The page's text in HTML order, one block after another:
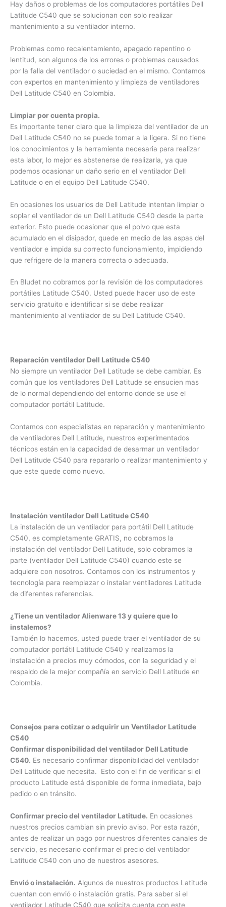
Hay daños o problemas de los computadores portátiles Dell
Latitude C540 que se solucionan con solo realizar
mantenimiento a su ventilador interno.
Problemas como recalentamiento, apagado repentino o
lentitud, son algunos de los errores o problemas causados
por la falla del ventilador o suciedad en el mismo. Contamos
con expertos en mantenimiento y limpieza de ventiladores
Dell Latitude C540 en Colombia.
Limpiar por cuenta propia.
Es importante tener claro que la limpieza del ventilador de un
Dell Latitude C540 no se puede tomar a la ligera. Si no tiene
los conocimientos y la herramienta necesaria para realizar
esta labor, lo mejor es abstenerse de realizarla, ya que
podemos ocasionar un daño serio en el ventilador Dell
Latitude o en el equipo Dell Latitude C540.
En ocasiones los usuarios de Dell Latitude intentan limpiar o
soplar el ventilador de un Dell Latitude C540 desde la parte
exterior. Esto puede ocasionar que el polvo que esta
acumulado en el disipador, quede en medio de las aspas del
ventilador e impida su correcto funcionamiento, impidiendo
que refrigere de la manera correcta o adecuada.
En Bludet no cobramos por la revisión de los computadores
portátiles Latitude C540. Usted puede hacer uso de este
servicio gratuito e identificar si se debe realizar
mantenimiento al ventilador de su Dell Latitude C540.
Reparación ventilador Dell Latitude C540
No siempre un ventilador Dell Latitude se debe cambiar. Es
común que los ventiladores Dell Latitude se ensucien mas
de lo normal dependiendo del entorno donde se use el
computador portátil Latitude.
Contamos con especialistas en reparación y mantenimiento
de ventiladores Dell Latitude, nuestros experimentados
técnicos están en la capacidad de desarmar un ventilador
Dell Latitude C540 para repararlo o realizar mantenimiento y
que este quede como nuevo.
Instalación ventilador Dell Latitude C540
La instalación de un ventilador para portátil Dell Latitude
C540, es completamente GRATIS, no cobramos la
instalación del ventilador Dell Latitude, solo cobramos la
parte (ventilador Dell Latitude C540) cuando este se
adquiere con nosotros. Contamos con los instrumentos y
tecnología para reemplazar o instalar ventiladores Latitude
de diferentes referencias.
¿Tiene un ventilador Alienware 13 y quiere que lo
instalemos?
También lo hacemos, usted puede traer el ventilador de su
computador portátil Latitude C540 y realizamos la
instalación a precios muy cómodos, con la seguridad y el
respaldo de la mejor compañía en servicio Dell Latitude en
Colombia.
Consejos para cotizar o adquirir un Ventilador Latitude
C540
Confirmar disponibilidad del ventilador Dell Latitude
C540. Es necesario confirmar disponibilidad del ventilador
Dell Latitude que necesita. Esto con el fin de verificar si el
producto Latitude está disponible de forma inmediata, bajo
pedido o en tránsito.
Confirmar precio del ventilador Latitude. En ocasiones
nuestros precios cambian sin previo aviso. Por esta razón,
antes de realizar un pago por nuestros diferentes canales de
servicio, es necesario confirmar el precio del ventilador
Latitude C540 con uno de nuestros asesores.
Envió o instalación. Algunos de nuestros productos Latitude
cuentan con envió o instalación gratis. Para saber si el
ventilador Latitude C540 que solicita cuenta con este